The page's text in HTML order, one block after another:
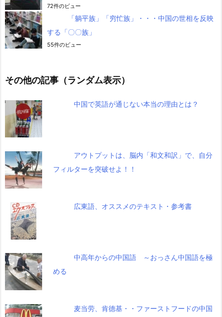
72件のビュー
「躺平族」「穷忙族」・・・中国の世相を反映
する「〇〇族」
55件のビュー
その他の記事（ランダム表示）
中国で英語が通じない本当の理由とは？
アウトプットは、脳内「和文和訳」で、自分
フィルターを突破せよ！！
広東語、オススメのテキスト・参考書
中高年からの中国語 ～おっさん中国語を極
める
麦当劳、肯德基・・ファーストフードの中国